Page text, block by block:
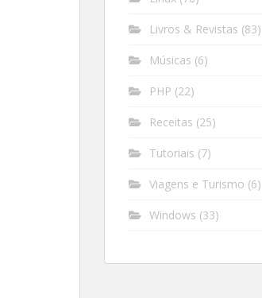
Livros & Revistas (83)
Músicas (6)
PHP (22)
Receitas (25)
Tutoriais (7)
Viagens e Turismo (6)
Windows (33)